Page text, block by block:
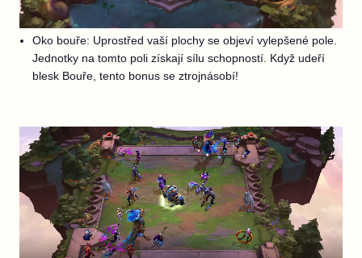
Oko bouře: Uprostřed vaší plochy se objeví vylepšené pole.
Jednotky na tomto poli získají sílu schopností. Když udeří
blesk Bouře, tento bonus se ztrojnásobí!